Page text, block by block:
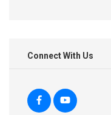
Connect With Us